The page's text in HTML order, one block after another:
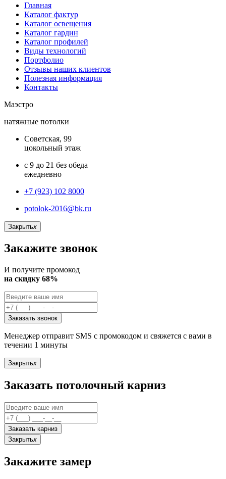
Главная
Каталог фактур
Каталог освещения
Каталог гардин
Каталог профилей
Виды технологий
Портфолио
Отзывы наших клиентов
Полезная информация
Контакты
Маэстро
натяжные потолки
Советская, 99
цокольный этаж
с 9 до 21 без обеда
ежедневно
+7 (923) 102 8000
potolok-2016@bk.ru
Закрытьx
Закажите звонок
И получите промокод
на скидку 68%
Заказать звонок
Менеджер отправит SMS с промокодом и свяжется с вами в
течении 1 минуты
Закрытьx
Заказать потолочный карниз
Заказать карниз
Закрытьx
Закажите замер